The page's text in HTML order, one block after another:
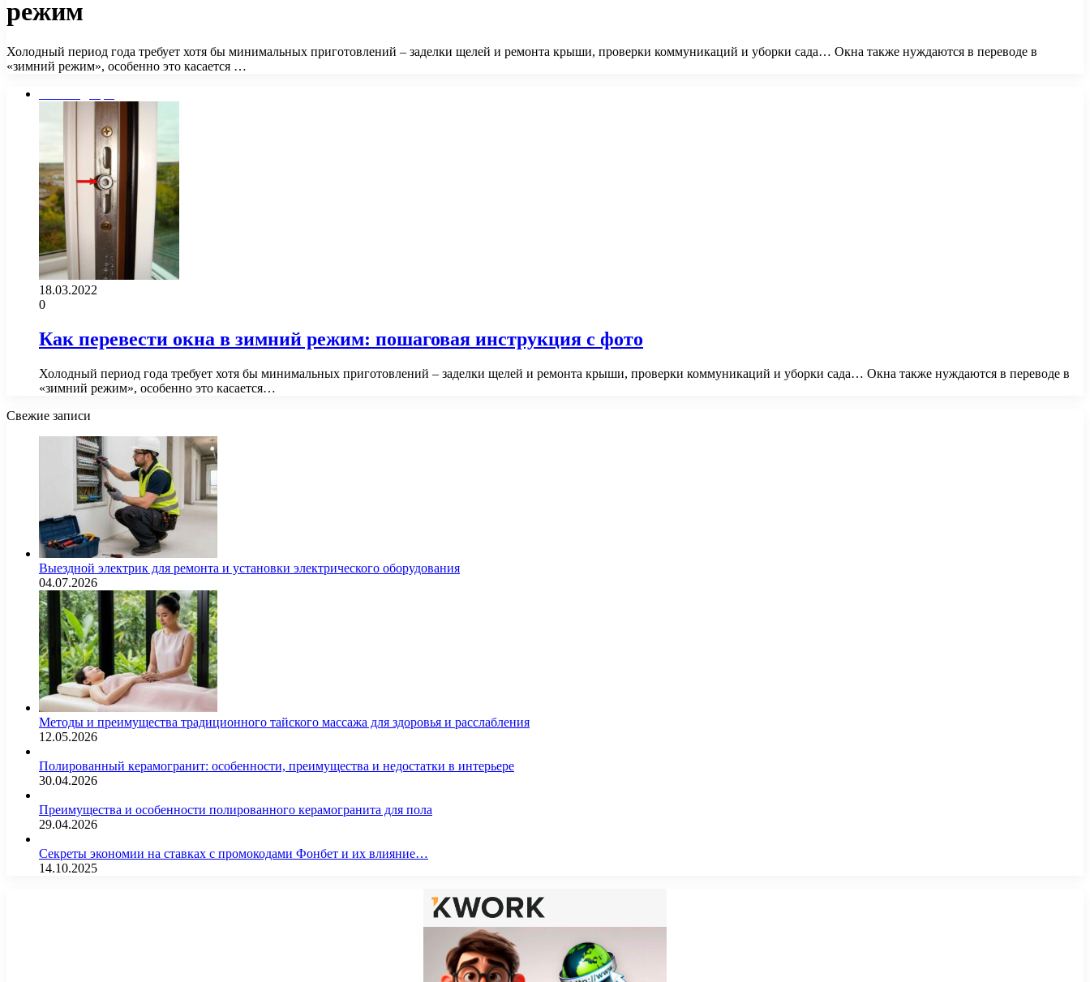
режим
Холодный период года требует хотя бы минимальных приготовлений – заделки щелей и ремонта крыши, проверки коммуникаций и уборки сада… Окна также нуждаются в переводе в
«зимний режим», особенно это касается …
18.03.2022
0
Как перевести окна в зимний режим: пошаговая инструкция с фото
Холодный период года требует хотя бы минимальных приготовлений – заделки щелей и ремонта крыши, проверки коммуникаций и уборки сада… Окна также нуждаются в переводе в
«зимний режим», особенно это касается…
Свежие записи
Выездной электрик для ремонта и установки электрического оборудования
04.07.2026
Методы и преимущества традиционного тайского массажа для здоровья и расслабления
12.05.2026
Полированный керамогранит: особенности, преимущества и недостатки в интерьере
30.04.2026
Преимущества и особенности полированного керамогранита для пола
29.04.2026
Секреты экономии на ставках с промокодами Фонбет и их влияние…
14.10.2025